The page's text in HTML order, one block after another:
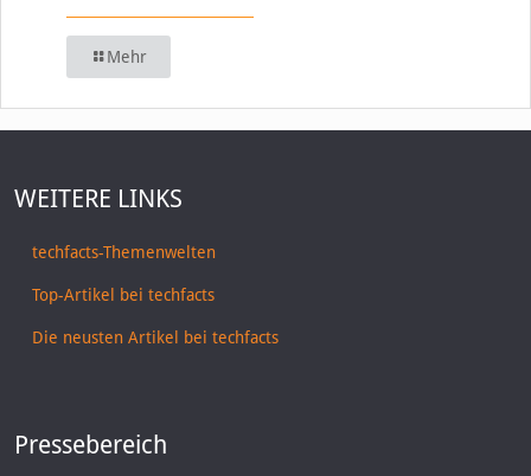
Mehr
WEITERE LINKS
techfacts-Themenwelten
Top-Artikel bei techfacts
Die neusten Artikel bei techfacts
Pressebereich